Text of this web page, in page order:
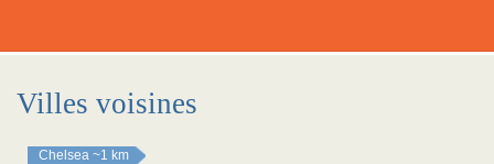
Villes voisines
Chelsea ~1 km